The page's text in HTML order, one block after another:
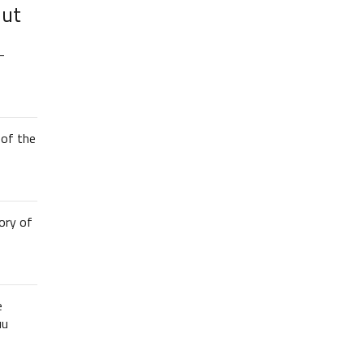
the
of